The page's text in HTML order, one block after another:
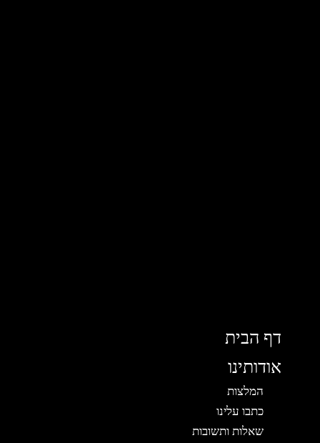
דף הבית
אודותינו
המלצות
כתבו עלינו
שאלות ותשובות